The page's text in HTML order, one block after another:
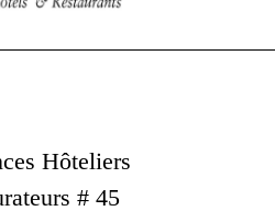
Hôteliers
# 45